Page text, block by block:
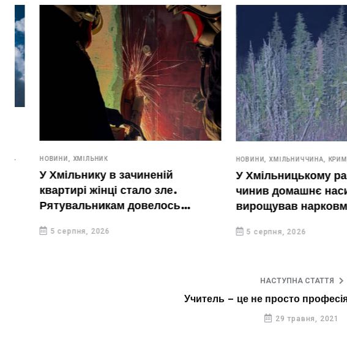
НОВИНИ, ХМІЛЬНИК
У Хмільнику в зачиненій
квартирі жінці стало зле.
Рятувальникам довелось
5 серпня, 2026
НОВИНИ, ХМІЛЬНИЧЧИНА, КРИМІНАЛ
У Хмільницькому
чинив домашнє
вирощував
5 серпня, 2026
НАСТУПНА СТАТТЯ
Учитель – це не просто
29 травня, 2021